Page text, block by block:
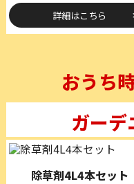
詳細はこちら
おうち
ガーデ
除草剤4L4本セット